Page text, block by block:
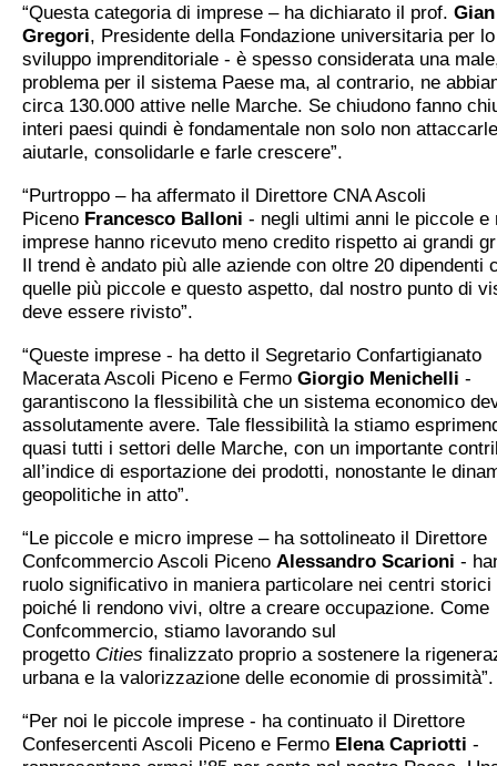
“Questa categoria di imprese – ha dichiarato il prof.
Gregori, Presidente della Fondazione universitaria per lo
sviluppo imprenditoriale - è spesso considerata una
problema per il sistema Paese ma, al contrario, ne
circa 130.000 attive nelle Marche. Se chiudono fanno
interi paesi quindi è fondamentale non solo non
aiutarle, consolidarle e farle crescere”.
“Purtroppo – ha affermato il Direttore CNA Ascoli
Piceno Francesco Balloni - negli ultimi anni le piccole e
imprese hanno ricevuto meno credito rispetto ai grandi
Il trend è andato più alle aziende con oltre 20 dipendenti
quelle più piccole e questo aspetto, dal nostro punto di
deve essere rivisto”.
“Queste imprese - ha detto il Segretario Confartigianato
Macerata Ascoli Piceno e Fermo Giorgio Menichelli -
garantiscono la flessibilità che un sistema economico
assolutamente avere. Tale flessibilità la stiamo
quasi tutti i settori delle Marche, con un importante
all’indice di esportazione dei prodotti, nonostante le
geopolitiche in atto”.
“Le piccole e micro imprese – ha sottolineato il Direttore
Confcommercio Ascoli Piceno Alessandro Scarioni -
ruolo significativo in maniera particolare nei centri storici
poiché li rendono vivi, oltre a creare occupazione. Come
Confcommercio, stiamo lavorando sul
progetto Cities finalizzato proprio a sostenere la
urbana e la valorizzazione delle economie di prossimità”.
“Per noi le piccole imprese - ha continuato il Direttore
Confesercenti Ascoli Piceno e Fermo Elena Capriotti -